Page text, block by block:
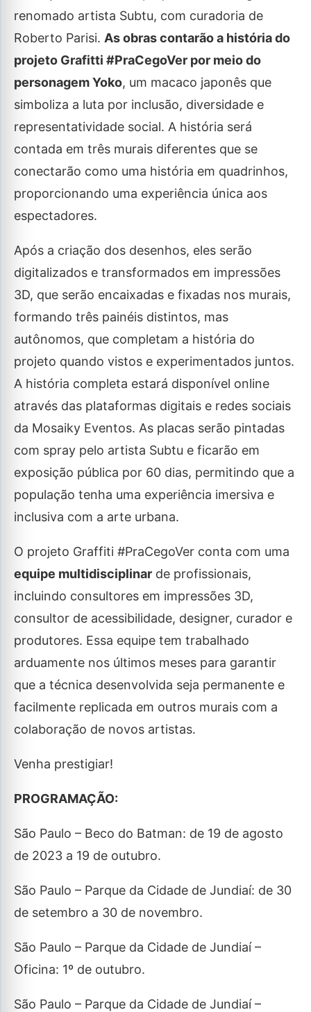
renomado artista Subtu, com curadoria de
Roberto Parisi. As obras contarão a história do
projeto Grafitti #PraCegoVer por meio do
personagem Yoko, um macaco japonês que
simboliza a luta por inclusão, diversidade e
representatividade social. A história será
contada em três murais diferentes que se
conectarão como uma história em quadrinhos,
proporcionando uma experiência única aos
espectadores.
Após a criação dos desenhos, eles serão
digitalizados e transformados em impressões
3D, que serão encaixadas e fixadas nos murais,
formando três painéis distintos, mas
autônomos, que completam a história do
projeto quando vistos e experimentados juntos.
A história completa estará disponível online
através das plataformas digitais e redes sociais
da Mosaiky Eventos. As placas serão pintadas
com spray pelo artista Subtu e ficarão em
exposição pública por 60 dias, permitindo que a
população tenha uma experiência imersiva e
inclusiva com a arte urbana.
O projeto Graffiti #PraCegoVer conta com uma
equipe multidisciplinar de profissionais,
incluindo consultores em impressões 3D,
consultor de acessibilidade, designer, curador e
produtores. Essa equipe tem trabalhado
arduamente nos últimos meses para garantir
que a técnica desenvolvida seja permanente e
facilmente replicada em outros murais com a
colaboração de novos artistas.
Venha prestigiar!
PROGRAMAÇÃO:
São Paulo – Beco do Batman: de 19 de agosto
de 2023 a 19 de outubro.
São Paulo – Parque da Cidade de Jundiaí: de 30
de setembro a 30 de novembro.
São Paulo – Parque da Cidade de Jundiaí –
Oficina: 1º de outubro.
São Paulo – Parque da Cidade de Jundiaí –